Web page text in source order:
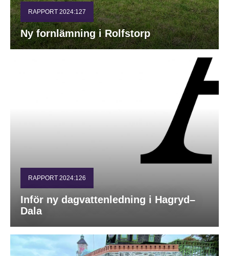
RAPPORT 2024:127
Ny fornlämning i Rolfstorp
RAPPORT 2024:126
Inför ny dagvattenledning i Hagryd–
Dala